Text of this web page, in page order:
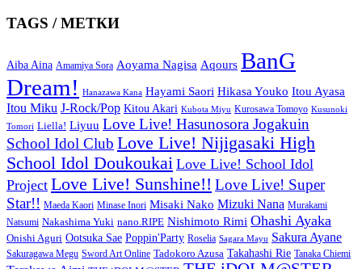
TAGS / МЕТКИ
Aiba Aina Amamiya Sora Aoyama Nagisa Aqours BanG
Dream!
Hanazawa Kana Hayami Saori Hikasa Youko Itou Ayasa
Itou Miku J-Rock/Pop Kitou Akari Kubota Miyu Kurosawa Tomoyo Kusunoki
Tomori Liella! Liyuu Love Live! Hasunosora Jogakuin
School Idol Club Love Live! Nijigasaki High
School Idol Doukoukai Love Live! School Idol
Project Love Live! Sunshine!! Love Live! Super
Star!! Maeda Kaori Minase Inori Misaki Nako Mizuki Nana Murakami
Natsumi Nakashima Yuki nano.RIPE Nishimoto Rimi Ohashi Ayaka
Onishi Aguri Ootsuka Sae Poppin'Party Roselia Sagara Mayu Sakura Ayane
Sakuragawa Megu Sword Art Online Tadokoro Azusa Takahashi Rie Tanaka Chiemi